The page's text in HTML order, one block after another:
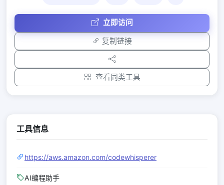
立即访问
复制链接
查看同类工具
工具信息
https://aws.amazon.com/codewhisperer
AI编程助手